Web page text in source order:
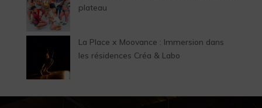
plateau
La Place x Moovance : Immersion dans
les résidences Créa & Labo